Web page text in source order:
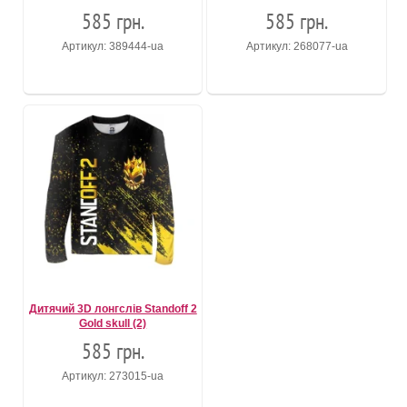
585 грн.
Артикул: 389444-ua
585 грн.
Артикул: 268077-ua
Дитячий 3D лонгслів Standoff 2
Gold skull (2)
585 грн.
Артикул: 273015-ua